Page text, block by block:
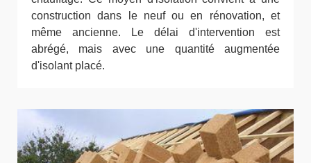
construction dans le neuf ou en rénovation, et
même ancienne. Le délai d'intervention est
abrégé, mais avec une quantité augmentée
d'isolant placé.